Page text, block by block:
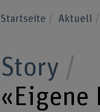
Startseite Aktuell
Story
«Eigene